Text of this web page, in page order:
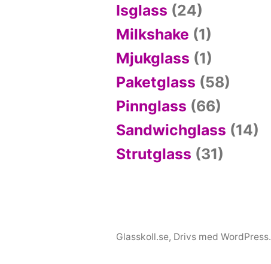
Isglass (24)
Milkshake (1)
Mjukglass (1)
Paketglass (58)
Pinnglass (66)
Sandwichglass (14)
Strutglass (31)
Glasskoll.se, Drivs med WordPress.